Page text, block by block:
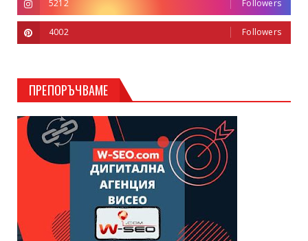
5212 Followers
4002 Followers
ПРЕПОРЪЧВАМЕ